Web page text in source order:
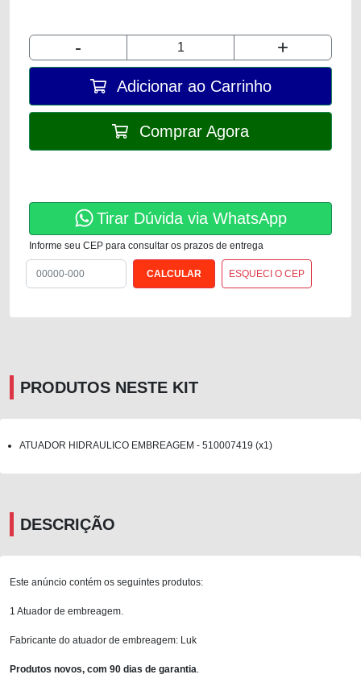
- +
Adicionar ao Carrinho
Comprar Agora
Tirar Dúvida via WhatsApp
Informe seu CEP para consultar os prazos de entrega
ESQUECI O CEP
PRODUTOS NESTE KIT
ATUADOR HIDRAULICO EMBREAGEM - 510007419 (x1)
DESCRIÇÃO
Este anúncio contém os seguintes produtos:
1 Atuador de embreagem.
Fabricante do atuador de embreagem: Luk
Produtos novos, com 90 dias de garantia